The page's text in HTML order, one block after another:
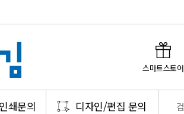
스마트스토어
쇄문의 디자인/편집 문의